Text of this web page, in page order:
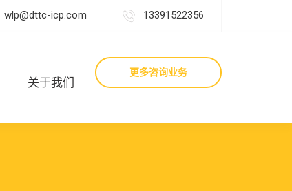
wlp@dttc-icp.com 13391522356
更多咨询业务
关于我们